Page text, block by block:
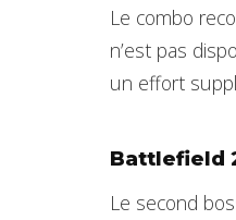
Le combo
n’est pas
un effort
Battlefield
Le second